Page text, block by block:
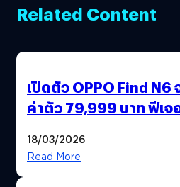
Related Content
เปิดตัว OPPO Find
ค่าตัว 79,999 บาท ฟีเจ
18/03/2026
Read More